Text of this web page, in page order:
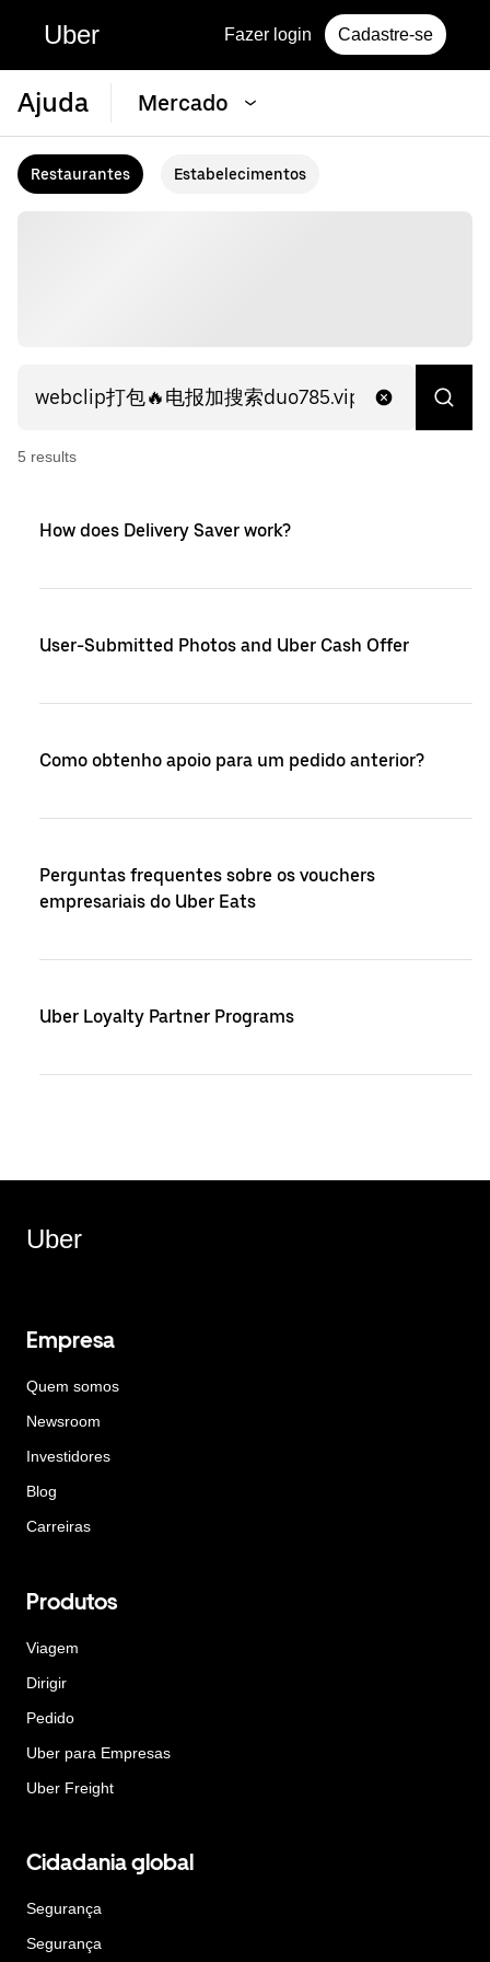
Uber Fazer login Cadastre-se
Ajuda Mercado
Restaurantes Estabelecimentos
5 results
How does Delivery Saver work?
User-Submitted Photos and Uber Cash Offer
Como obtenho apoio para um pedido anterior?
Perguntas frequentes sobre os vouchers
empresariais do Uber Eats
Uber Loyalty Partner Programs
Uber
Empresa
Quem somos
Newsroom
Investidores
Blog
Carreiras
Produtos
Viagem
Dirigir
Pedido
Uber para Empresas
Uber Freight
Cidadania global
Segurança
Segurança